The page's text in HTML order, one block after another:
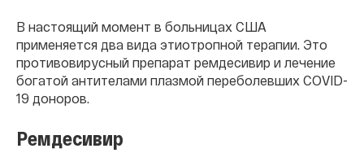
В настоящий момент в больницах США
применяется два вида этиотропной терапии. Это
противовирусный препарат ремдесивир и лечение
богатой антителами плазмой переболевших COVID-
19 доноров.
Ремдесивир